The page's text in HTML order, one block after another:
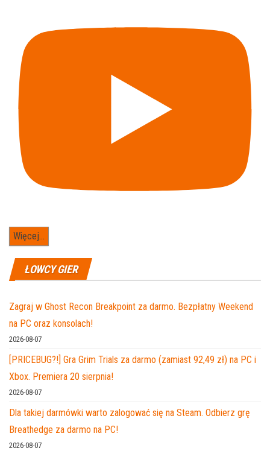
Więcej...
ŁOWCY GIER
Zagraj w Ghost Recon Breakpoint za darmo. Bezpłatny Weekend
na PC oraz konsolach!
2026-08-07
[PRICEBUG?!] Gra Grim Trials za darmo (zamiast 92,49 zł) na PC i
Xbox. Premiera 20 sierpnia!
2026-08-07
Dla takiej darmówki warto zalogować się na Steam. Odbierz grę
Breathedge za darmo na PC!
2026-08-07